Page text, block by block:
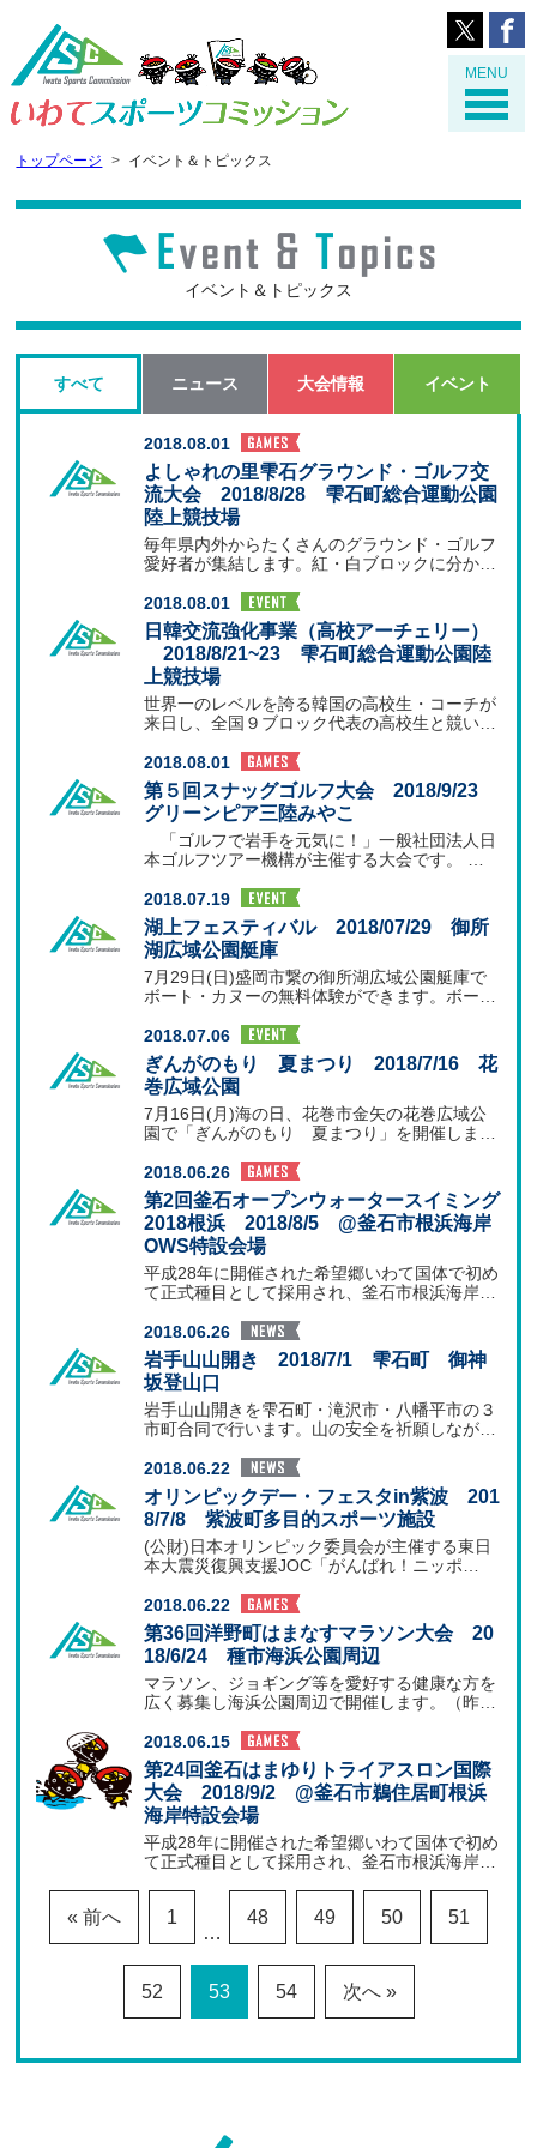
MENU
トップページ イベント＆トピックス
イベント＆トピックス
すべて ニュース 大会情報 イベント
2018.08.01
よしゃれの里雫石グラウンド・ゴルフ交
流大会 2018/8/28 雫石町総合運動公園
陸上競技場
毎年県内外からたくさんのグラウンド・ゴルフ
愛好者が集結します。紅・白ブロックに分か
2018.08.01
日韓交流強化事業（高校アーチェリー）
2018/8/21~23 雫石町総合運動公園陸
上競技場
世界一のレベルを誇る韓国の高校生・コーチが
来日し、全国９ブロック代表の高校生と競い合
2018.08.01
第５回スナッグゴルフ大会 2018/9/23
グリーンピア三陸みやこ
「ゴルフで岩手を元気に！」一般社団法人日
本ゴルフツアー機構が主催する大会です。
2018.07.19
湖上フェスティバル 2018/07/29 御所
湖広域公園艇庫
7月29日(日)盛岡市繋の御所湖広域公園艇庫で
ボート・カヌーの無料体験ができます。ボート
2018.07.06
ぎんがのもり 夏まつり 2018/7/16 花
巻広域公園
7月16日(月)海の日、花巻市金矢の花巻広域公
園で「ぎんがのもり 夏まつり」を開催しま
2018.06.26
第2回釜石オープンウォータースイミング
2018根浜 2018/8/5 @釜石市根浜海岸
OWS特設会場
平成28年に開催された希望郷いわて国体で初め
て正式種目として採用され、釜石市根浜海岸で
2018.06.26
岩手山山開き 2018/7/1 雫石町 御神
坂登山口
岩手山山開きを雫石町・滝沢市・八幡平市の３
市町合同で行います。山の安全を祈願しなが
2018.06.22
オリンピックデー・フェスタin紫波 201
8/7/8 紫波町多目的スポーツ施設
(公財)日本オリンピック委員会が主催する東日
本大震災復興支援JOC「がんばれ！ニッポ
2018.06.22
第36回洋野町はまなすマラソン大会 20
18/6/24 種市海浜公園周辺
マラソン、ジョギング等を愛好する健康な方を
広く募集し海浜公園周辺で開催します。（昨年
2018.06.15
第24回釜石はまゆりトライアスロン国際
大会 2018/9/2 @釜石市鵜住居町根浜
海岸特設会場
平成28年に開催された希望郷いわて国体で初め
て正式種目として採用され、釜石市根浜海岸で
« 前へ 1
…
48 49 50 51
52 53 54 次へ »